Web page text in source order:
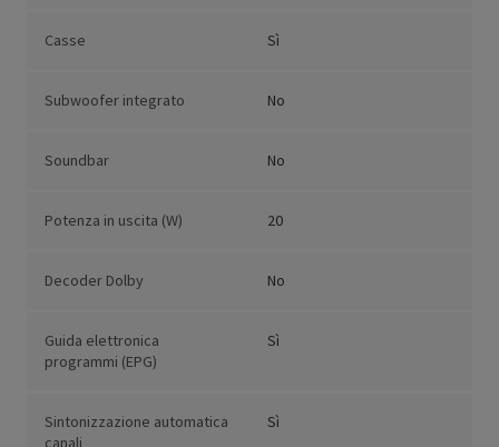
Casse Sì
Subwoofer integrato No
Soundbar No
Potenza in uscita (W) 20
Decoder Dolby No
Guida elettronica
programmi (EPG)
Sì
Sintonizzazione automatica
canali
Sì